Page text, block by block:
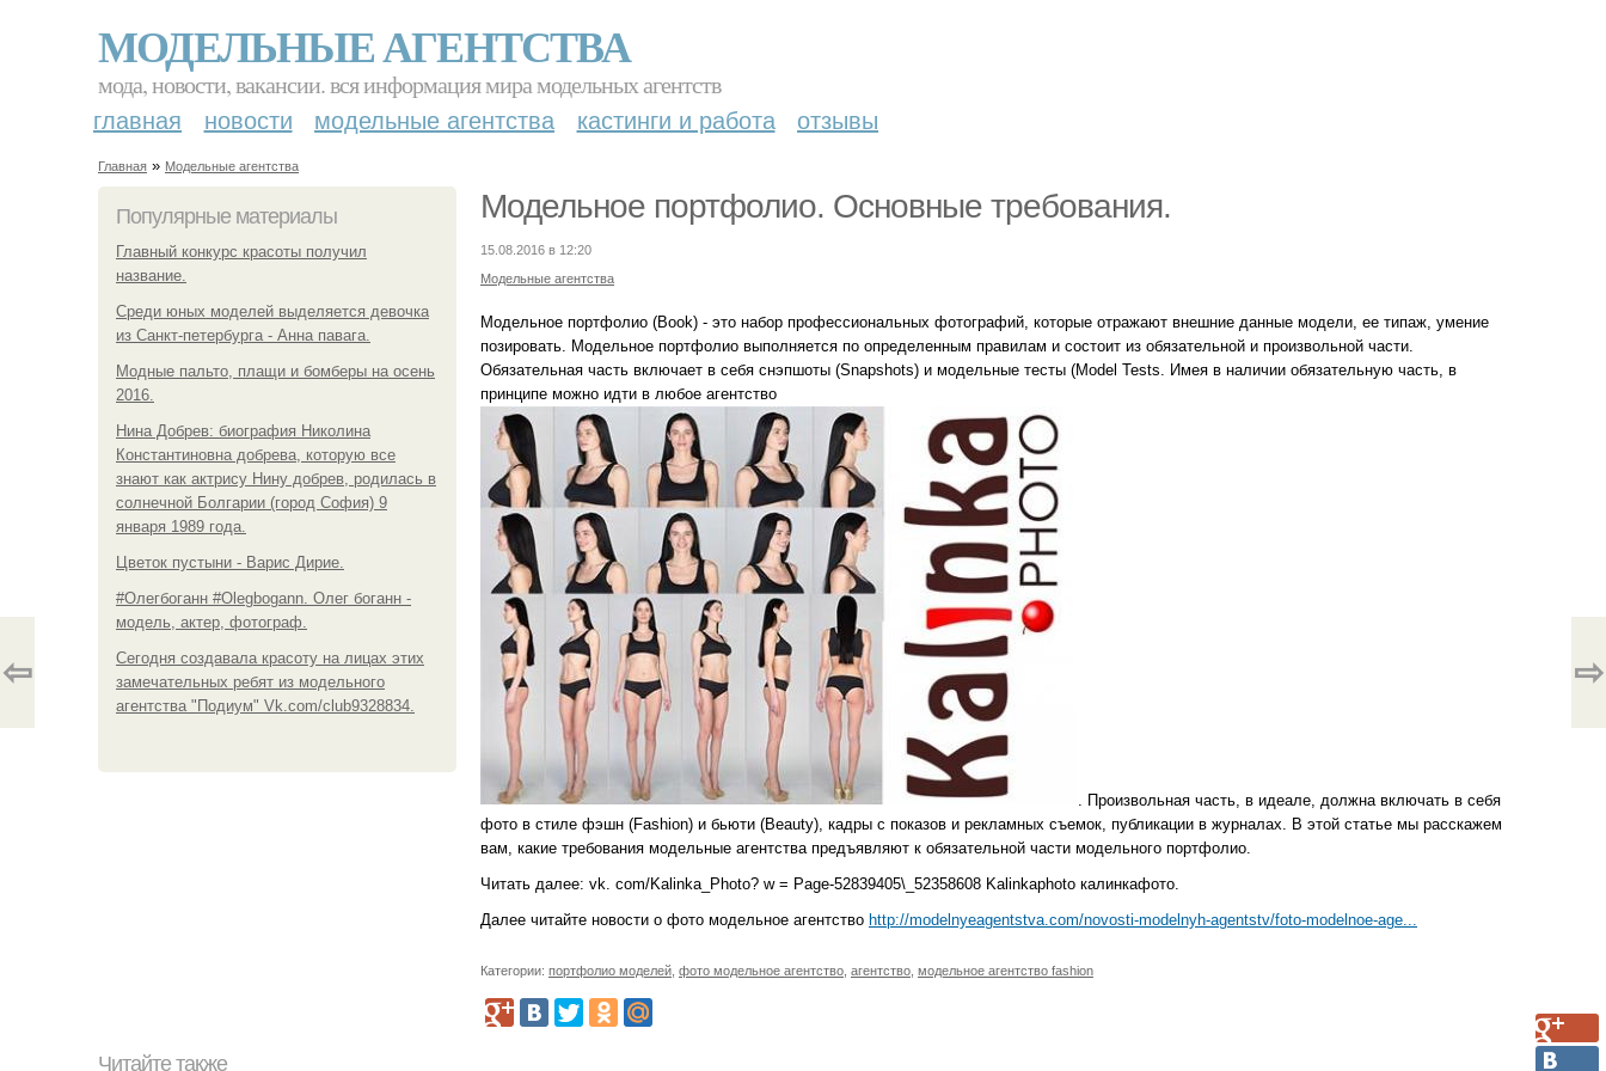
МОДЕЛЬНЫЕ АГЕНТСТВА
мода, новости, вакансии. вся информация мира модельных агентств
главная новости модельные агентства кастинги и работа отзывы
Главная » Модельные агентства
Популярные материалы
Главный конкурс красоты получил
название.
Среди юных моделей выделяется девочка
из Санкт-петербурга - Анна павага.
Модные пальто, плащи и бомберы на осень
2016.
Нина Добрев: биография Николина
Константиновна добрева, которую все
знают как актрису Нину добрев, родилась в
солнечной Болгарии (город София) 9
января 1989 года.
Цветок пустыни - Варис Дирие.
#Олегбоганн #Olegbogann. Олег боганн -
модель, актер, фотограф.
Сегодня создавала красоту на лицах этих
замечательных ребят из модельного
агентства "Подиум" Vk.com/club9328834.
Модельное портфолио. Основные требования.
15.08.2016 в 12:20
Модельные агентства
Модельное портфолио (Book) - это набор профессиональных фотографий, которые отражают внешние данные модели, ее типаж, умение
позировать. Модельное портфолио выполняется по определенным правилам и состоит из обязательной и произвольной части.
Обязательная часть включает в себя снэпшоты (Snapshots) и модельные тесты (Model Tests. Имея в наличии обязательную часть, в
принципе можно идти в любое агентство
. Произвольная часть, в идеале, должна включать в себя
фото в стиле фэшн (Fashion) и бьюти (Beauty), кадры с показов и рекламных съемок, публикации в журналах. В этой статье мы расскажем
вам, какие требования модельные агентства предъявляют к обязательной части модельного портфолио.
Читать далее: vk. com/Kalinka_Photo? w = Page-52839405\_52358608 Kalinkaphoto калинкафото.
Далее читайте новости о фото модельное агентство http://modelnyeagentstva.com/novosti-modelnyh-agentstv/foto-modelnoe-age...
Категории: портфолио моделей фото модельное агентство агентство модельное агентство fashion
⇦ ⇨
Читайте также